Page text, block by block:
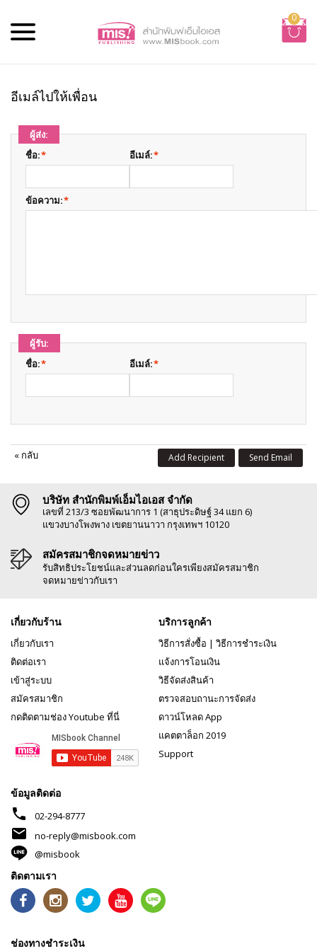
0
อีเมล์ไปให้เพื่อน
ผู้ส่ง:
*
ชื่อ: *
อีเมล์:
*
ข้อความ:
ผู้รับ:
*
ชื่อ: *
อีเมล์:
« กลับ Send Email
Add Recipient
บริษัท สำนักพิมพ์เอ็มไอเอส จำกัด
เลขที่ 213/3 ซอยพัฒนาการ 1 (สาธุประดิษฐ์ 34 แยก 6)
แขวงบางโพงพาง เขตยานนาวา กรุงเทพฯ 10120
สมัครสมาชิกจดหมายข่าว
รับสิทธิประโยชน์และส่วนลดก่อนใครเพียงสมัครสมาชิก
จดหมายข่าวกับเรา
เกี่ยวกับร้าน
เกี่ยวกับเรา
ติดต่อเรา
เข้าสู่ระบบ
สมัครสมาชิก
กดติดตามช่อง Youtube ที่นี่
บริการลูกค้า
วิธีการสั่งซื้อ | วิธีการชำระเงิน
แจ้งการโอนเงิน
วิธีจัดส่งสินค้า
ตรวจสอบถานะการจัดส่ง
ดาวน์โหลด App
แคตตาล็อก 2019
Support
ข้อมูลติดต่อ
phone 02-294-8777
mail
no-reply@misbook.com
@misbook
ติดตามเรา
ช่องทางชำระเงิน